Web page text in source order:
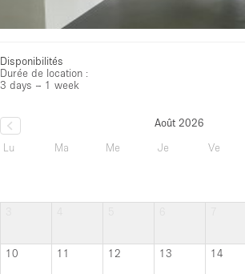
Disponibilités
Durée de location :
3 days – 1 week
Août 2026
Lu
Ma Me Je Ve
10 11 12 13 14